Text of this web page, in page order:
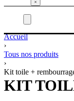
Accueil
›
Tous nos produits
›
Kit toile +
KIT